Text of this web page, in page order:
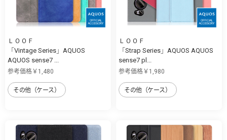
ＬＯＯＦ
「Vintage Series」AQUOS
AQUOS sense7 ...
参考価格￥1,480
その他（ケース）
ＬＯＯＦ
「Strap Series」AQUOS AQUOS
sense7 pl...
参考価格￥1,980
その他（ケース）